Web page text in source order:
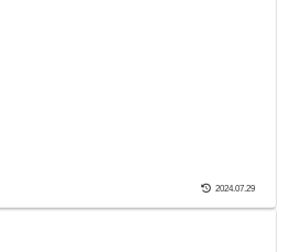
2024.07.29